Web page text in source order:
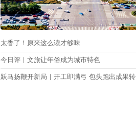
太香了！原来这么读才够味
今日评｜文旅让年俗成为城市特色
跃马扬鞭开新局｜开工即满弓 包头跑出成果转